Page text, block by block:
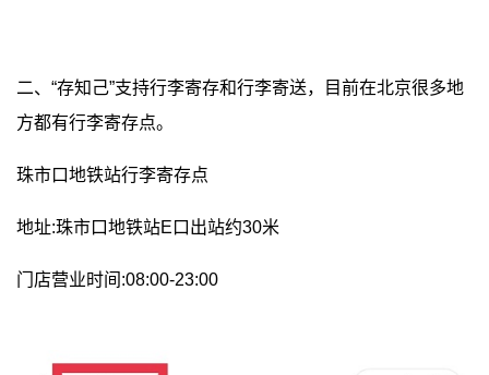
二、“存知己”支持行李寄存和行李寄送，目前在北京很多地
方都有行李寄存点。
珠市口地铁站行李寄存点
地址:珠市口地铁站E口出站约30米
门店营业时间:08:00-23:00